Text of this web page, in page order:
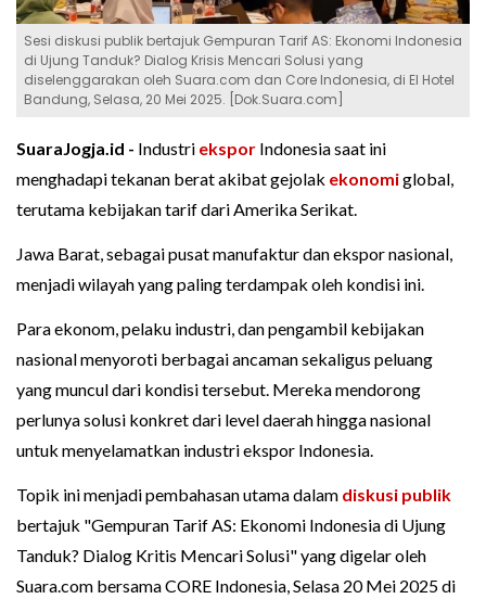
Sesi diskusi publik bertajuk Gempuran Tarif AS: Ekonomi Indonesia
di Ujung Tanduk? Dialog Krisis Mencari Solusi yang
diselenggarakan oleh Suara.com dan Core Indonesia, di El Hotel
Bandung, Selasa, 20 Mei 2025. [Dok.Suara.com]
SuaraJogja.id - Industri ekspor Indonesia saat ini
menghadapi tekanan berat akibat gejolak ekonomiglobal,
terutama kebijakan tarif dari Amerika Serikat.
Jawa Barat, sebagai pusat manufaktur dan ekspor nasional,
menjadi wilayah yang paling terdampak oleh kondisi ini.
Para ekonom, pelaku industri, dan pengambil kebijakan
nasional menyoroti berbagai ancaman sekaligus peluang
yang muncul dari kondisi tersebut. Mereka mendorong
perlunya solusi konkret dari level daerah hingga nasional
untuk menyelamatkan industri ekspor Indonesia.
Topik ini menjadi pembahasan utama dalam diskusi publik
bertajuk "Gempuran Tarif AS: Ekonomi Indonesia di Ujung
Tanduk? Dialog Kritis Mencari Solusi" yang digelar oleh
Suara.com bersama CORE Indonesia, Selasa 20 Mei 2025 di